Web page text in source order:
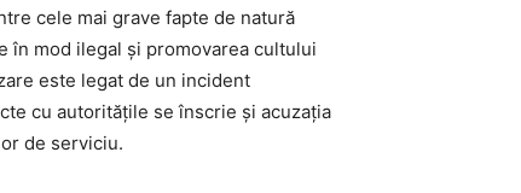
cele mai grave fapte de natură
în mod ilegal și promovarea cultului
este legat de un incident
cu autoritățile se înscrie și acuzația
de serviciu.